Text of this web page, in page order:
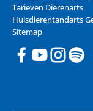
Tarieven Dierenarts
Huisdierentandarts
Sitemap